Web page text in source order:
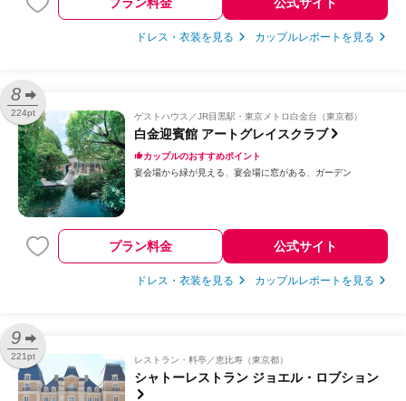
ドレス・衣装を見る カップルレポートを見る
8
224pt ゲストハウス JR目黒駅・東京メトロ白金台（東京都）
白金迎賓館 アートグレイスクラブ
カップルのおすすめポイント
宴会場から緑が見える
宴会場に窓がある ガーデン
プラン料金 公式サイト
ドレス・衣装を見る カップルレポートを見る
9
221pt レストラン・料亭 恵比寿（東京都）
シャトーレストラン ジョエル・ロブション